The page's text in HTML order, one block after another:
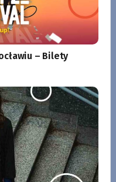
– Bilety